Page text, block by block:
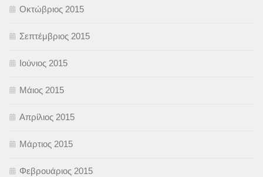
Οκτώβριος 2015
Σεπτέμβριος 2015
Ιούνιος 2015
Μάιος 2015
Απρίλιος 2015
Μάρτιος 2015
Φεβρουάριος 2015